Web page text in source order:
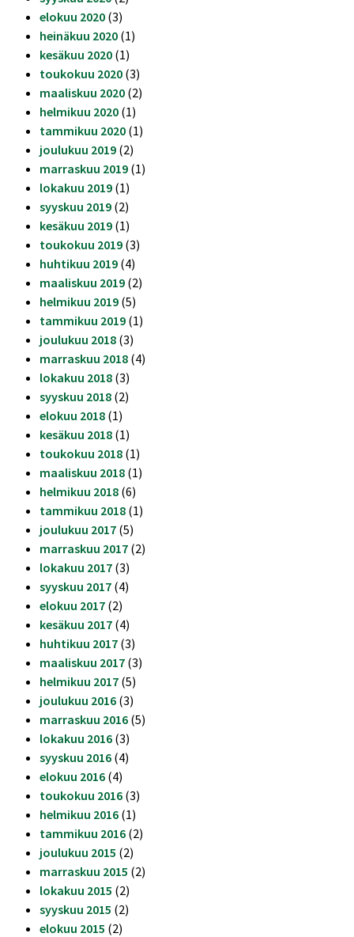
elokuu 2020 (3)
heinäkuu 2020 (1)
kesäkuu 2020 (1)
toukokuu 2020 (3)
maaliskuu 2020 (2)
helmikuu 2020 (1)
tammikuu 2020 (1)
joulukuu 2019 (2)
marraskuu 2019 (1)
lokakuu 2019 (1)
syyskuu 2019 (2)
kesäkuu 2019 (1)
toukokuu 2019 (3)
huhtikuu 2019 (4)
maaliskuu 2019 (2)
helmikuu 2019 (5)
tammikuu 2019 (1)
joulukuu 2018 (3)
marraskuu 2018 (4)
lokakuu 2018 (3)
syyskuu 2018 (2)
elokuu 2018 (1)
kesäkuu 2018 (1)
toukokuu 2018 (1)
maaliskuu 2018 (1)
helmikuu 2018 (6)
tammikuu 2018 (1)
joulukuu 2017 (5)
marraskuu 2017 (2)
lokakuu 2017 (3)
syyskuu 2017 (4)
elokuu 2017 (2)
kesäkuu 2017 (4)
huhtikuu 2017 (3)
maaliskuu 2017 (3)
helmikuu 2017 (5)
joulukuu 2016 (3)
marraskuu 2016 (5)
lokakuu 2016 (3)
syyskuu 2016 (4)
elokuu 2016 (4)
toukokuu 2016 (3)
helmikuu 2016 (1)
tammikuu 2016 (2)
joulukuu 2015 (2)
marraskuu 2015 (2)
lokakuu 2015 (2)
syyskuu 2015 (2)
elokuu 2015 (2)